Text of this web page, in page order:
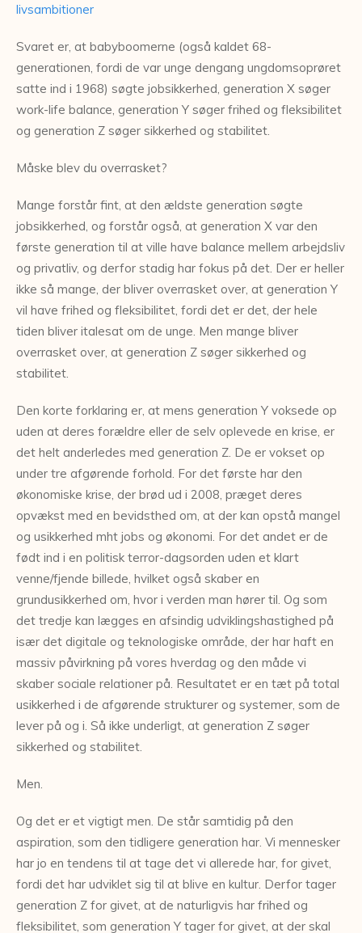
livsambitioner
Svaret er, at babyboomerne (også kaldet 68-
generationen, fordi de var unge dengang ungdomsoprøret
satte ind i 1968) søgte jobsikkerhed, generation X søger
work-life balance, generation Y søger frihed og fleksibilitet
og generation Z søger sikkerhed og stabilitet.
Måske blev du overrasket?
Mange forstår fint, at den ældste generation søgte
jobsikkerhed, og forstår også, at generation X var den
første generation til at ville have balance mellem arbejdsliv
og privatliv, og derfor stadig har fokus på det. Der er heller
ikke så mange, der bliver overrasket over, at generation Y
vil have frihed og fleksibilitet, fordi det er det, der hele
tiden bliver italesat om de unge. Men mange bliver
overrasket over, at generation Z søger sikkerhed og
stabilitet.
Den korte forklaring er, at mens generation Y voksede op
uden at deres forældre eller de selv oplevede en krise, er
det helt anderledes med generation Z. De er vokset op
under tre afgørende forhold. For det første har den
økonomiske krise, der brød ud i 2008, præget deres
opvækst med en bevidsthed om, at der kan opstå mangel
og usikkerhed mht jobs og økonomi. For det andet er de
født ind i en politisk terror-dagsorden uden et klart
venne/fjende billede, hvilket også skaber en
grundusikkerhed om, hvor i verden man hører til. Og som
det tredje kan lægges en afsindig udviklingshastighed på
især det digitale og teknologiske område, der har haft en
massiv påvirkning på vores hverdag og den måde vi
skaber sociale relationer på. Resultatet er en tæt på total
usikkerhed i de afgørende strukturer og systemer, som de
lever på og i. Så ikke underligt, at generation Z søger
sikkerhed og stabilitet.
Men.
Og det er et vigtigt men. De står samtidig på den
aspiration, som den tidligere generation har. Vi mennesker
har jo en tendens til at tage det vi allerede har, for givet,
fordi det har udviklet sig til at blive en kultur. Derfor tager
generation Z for givet, at de naturligvis har frihed og
fleksibilitet, som generation Y tager for givet, at der skal